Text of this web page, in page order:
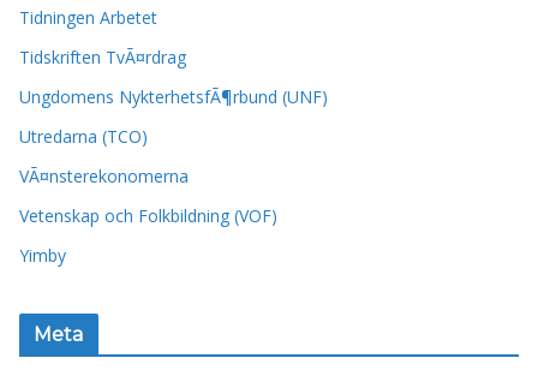
Tidningen Arbetet
Tidskriften TvÃ¤rdrag
Ungdomens NykterhetsfÃ¶rbund (UNF)
Utredarna (TCO)
VÃ¤nsterekonomerna
Vetenskap och Folkbildning (VOF)
Yimby
Meta